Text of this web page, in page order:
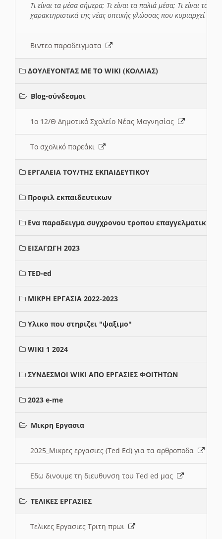
Τι είναι τα μέσα σήμερα; Τι είναι τα παλιά μέσα; Τι είναι τα
χαρακτηριστικά της νέας οπτικής γλώσσας που κυριαρχεί
Βιντεο παραδειγματα
ΔΟΥΛΕΥΟΝΤΑΣ ΜΕ ΤΟ WIKI (ΚΟΛΛΙΑΣ)
Blog-σύνδεσμοι
1ο 12/Θ Δημοτικό Σχολείο Νέας Μαγνησίας
Το σχολικό παρεάκι
ΕΡΓΑΛΕΙΑ ΤΟΥ/ΤΗΣ ΕΚΠΑΙΔΕΥΤΙΚΟΥ
Προφιλ εκπαιδευτικων
Ενα παραδειγμα συγχρονου τροπου επαγγελματικης
ΕΙΣΑΓΩΓΗ 2023
TED-ed
ΜΙΚΡΗ ΕΡΓΑΣΙΑ 2022-2023
Υλικο που στηριζει "ψαξιμο"
WIKI 1 2024
ΣΥΝΔΕΣΜΟΙ WIKI ΑΠΟ ΕΡΓΑΣΙΕΣ ΦΟΙΤΗΤΩΝ
2023 e-me
Μικρη Εργασια
2025_Μικρες εργασιες (Ted Ed) για τα αρθροποδα
Εδω δινουμε τη διευθυνση του Ted ed μας
ΤΕΛΙΚΕΣ ΕΡΓΑΣΙΕΣ
Τελικες Εργασιες Τριτη πρωι